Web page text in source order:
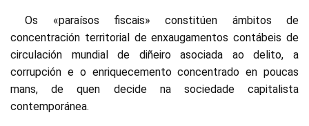
Os «paraísos fiscais» constitúen ámbitos de
concentración territorial de enxaugamentos contábeis de
circulación mundial de diñeiro asociada ao delito, a
corrupción e o enriquecemento concentrado en poucas
mans, de quen decide na sociedade capitalista
contemporánea.